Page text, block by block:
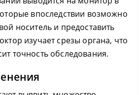
впоследствии возможно
носитель и предоставить
изучает срезы органа, что
точность обследования.